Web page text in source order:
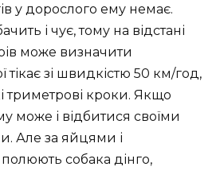
у дорослого ему немає.
і чує, тому на відстані
може визначити
тікає зі швидкістю 50 км/год,
триметрові кроки. Якщо
може і відбитися своїми
Але за яйцями і
собака дінго,